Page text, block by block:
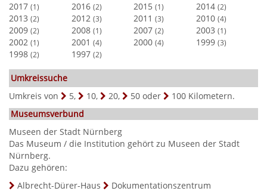
2017 (1) 2016 (2) 2015 (1) 2014 (2)
2013 (2) 2012 (3) 2011 (3) 2010 (4)
2009 (2) 2008 (1) 2007 (2) 2003 (1)
2002 (1) 2001 (4) 2000 (4) 1999 (3)
1998 (2) 1997 (2)
Umkreissuche
Umkreis von
5, 10, 20, 50 oder 100 Kilometern.
Museumsverbund
Museen der Stadt Nürnberg
Das Museum / die Institution gehört zu Museen der Stadt
Nürnberg.
Dazu gehören:
Albrecht-Dürer-Haus
Dokumentationszentrum